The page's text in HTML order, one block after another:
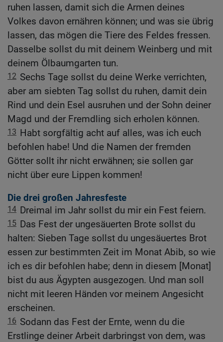
ruhen lassen, damit sich die Armen deines
Volkes davon ernähren können; und was sie übrig
lassen, das mögen die Tiere des Feldes fressen.
Dasselbe sollst du mit deinem Weinberg und mit
deinem Ölbaumgarten tun.
12 Sechs Tage sollst du deine Werke verrichten,
aber am siebten Tag sollst du ruhen, damit dein
Rind und dein Esel ausruhen und der Sohn deiner
Magd und der Fremdling sich erholen können.
13 Habt sorgfältig acht auf alles, was ich euch
befohlen habe! Und die Namen der fremden
Götter sollt ihr nicht erwähnen; sie sollen gar
nicht über eure Lippen kommen!
Die drei großen Jahresfeste
14 Dreimal im Jahr sollst du mir ein Fest feiern.
15 Das Fest der ungesäuerten Brote sollst du
halten: Sieben Tage sollst du ungesäuertes Brot
essen zur bestimmten Zeit im Monat Abib, so wie
ich es dir befohlen habe; denn in diesem [Monat]
bist du aus Ägypten ausgezogen. Und man soll
nicht mit leeren Händen vor meinem Angesicht
erscheinen.
16 Sodann das Fest der Ernte, wenn du die
Erstlinge deiner Arbeit darbringst von dem, was